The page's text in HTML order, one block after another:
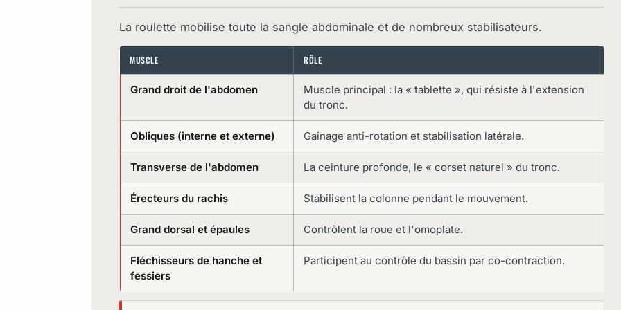
La roulette mobilise toute la sangle abdominale et de nombreux stabilisateurs.
MUSCLE RÔLE
Grand droit de l'abdomen
Muscle principal : la « tablette », qui résiste à l'extension
du tronc.
Obliques (interne et externe) Gainage anti-rotation et stabilisation latérale.
Transverse de l'abdomen La ceinture profonde, le « corset naturel » du tronc.
Érecteurs du rachis Stabilisent la colonne pendant le mouvement.
Grand dorsal et épaules Contrôlent la roue et l'omoplate.
Fléchisseurs de hanche et
fessiers
Participent au contrôle du bassin par co-contraction.